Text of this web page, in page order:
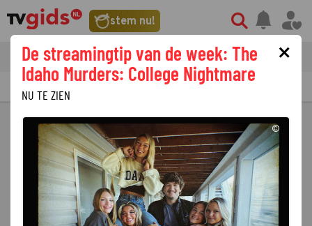
stem nu!
tvgids streaming nieuws
PRIMETIME GEMIST
×
De streamingtip van de week: The
Idaho Murders: College Nightmare
NU TE ZIEN
©